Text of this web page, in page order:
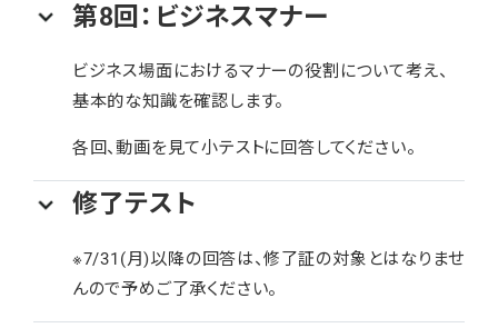
第8回：ビジネスマナー
ビジネス場面におけるマナーの役割について考え、
基本的な知識を確認します。
各回、動画を見て小テストに回答してください。
修了テスト
※7/31(月)以降の回答は、修了証の対象とはなりませ
んので予めご了承ください。